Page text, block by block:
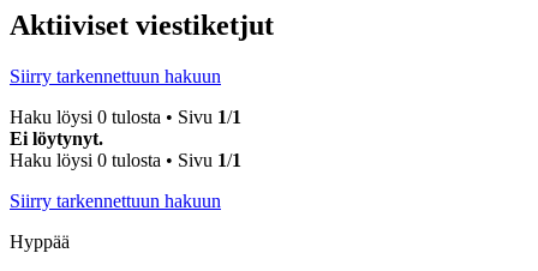
Aktiiviset viestiketjut
Siirry tarkennettuun hakuun
Haku löysi 0 tulosta • Sivu 1/1
Ei löytynyt.
Haku löysi 0 tulosta • Sivu 1/1
Siirry tarkennettuun hakuun
Hyppää